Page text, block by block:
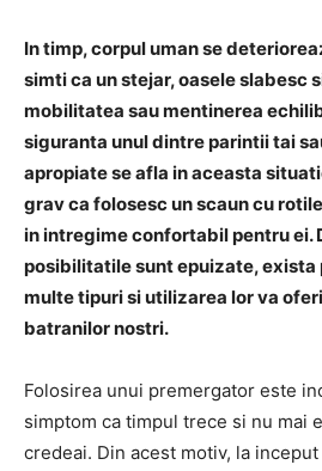
In timp, corpul uman se
simti ca un stejar,oasele slabesc
mobilitatea sau mentinerea
siguranta unul dintre parintii tai
apropiate se afla in aceasta
grav ca folosesc un scaun cu
in intregime confortabil pentru ei.
posibilitatile sunt epuizate, exista
multe tipuri si utilizarea lor va
batranilor nostri.
Folosirea unui premergator este
simptom ca timpul trece si nu mai
credeai. Din acest motiv, la